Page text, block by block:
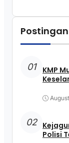
01
KMP
02
Polisi